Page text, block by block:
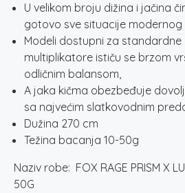
količina
U velikom broju dižina i jačina
gotovo sve situacije modernog
Modeli dostupni za standardne
multiplikatore ističu se brzom
odličnim balansom,
A jaka kičma obezbeđuje
sa najvećim slatkovodnim
Dužina 270 cm
Težina bacanja 10-50g
Naziv robe: FOX RAGE PRISM X
50G